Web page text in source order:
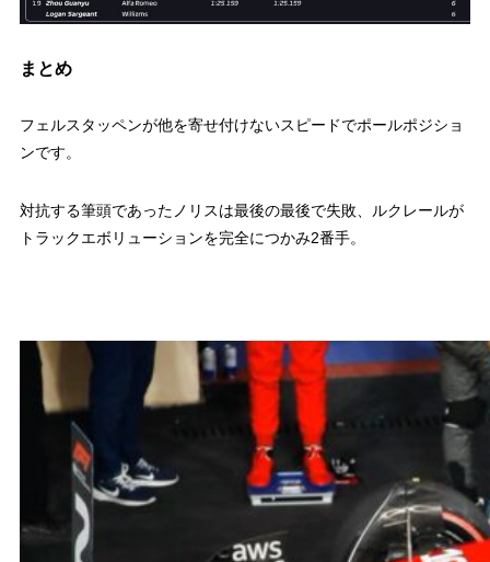
まとめ
フェルスタッペンが他を寄せ付けないスピードでポールポジショ
ンです。
対抗する筆頭であったノリスは最後の最後で失敗、ルクレールが
トラックエボリューションを完全につかみ2番手。